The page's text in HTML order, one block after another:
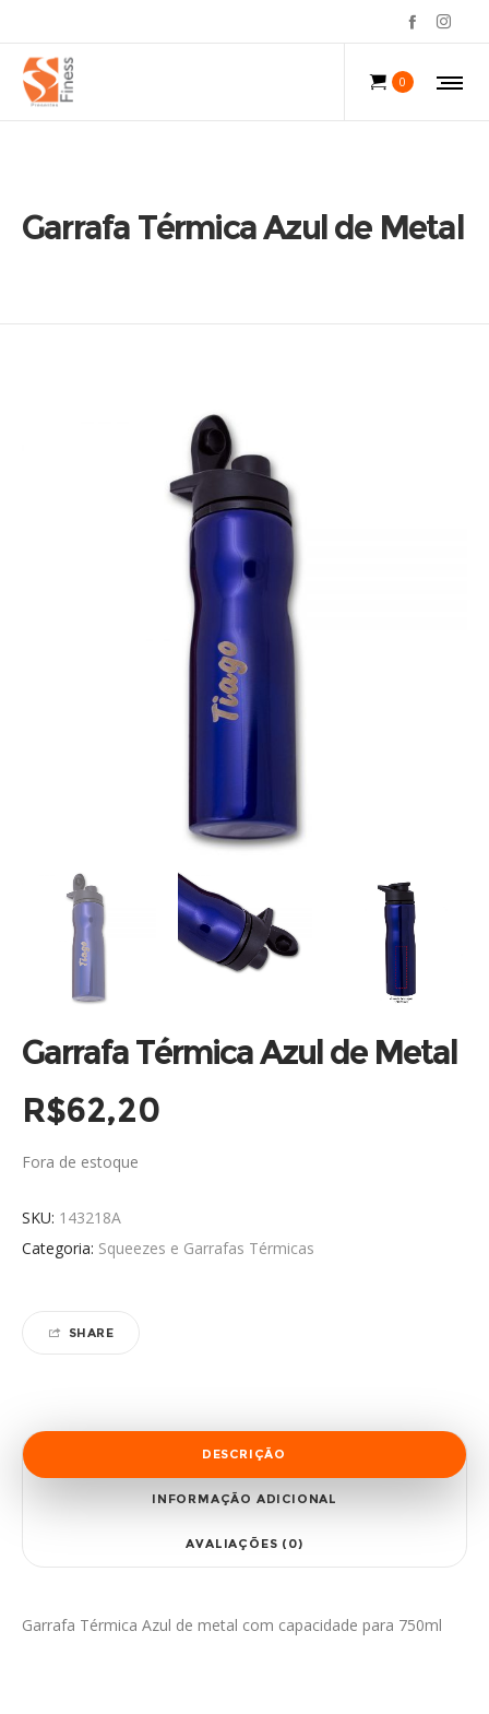
0
Garrafa Térmica Azul de Metal
Garrafa Térmica Azul de Metal
R$62,20
Fora de estoque
SKU: 143218A
Categoria: Squeezes e Garrafas Térmicas
SHARE
DESCRIÇÃO
INFORMAÇÃO ADICIONAL
AVALIAÇÕES (0)
Garrafa Térmica Azul de metal com capacidade para 750ml